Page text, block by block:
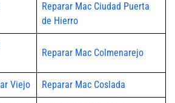
Reparar Mac Ciudad Puerta
de Hierro
Reparar Mac Colmenarejo
Viejo Reparar Mac Coslada